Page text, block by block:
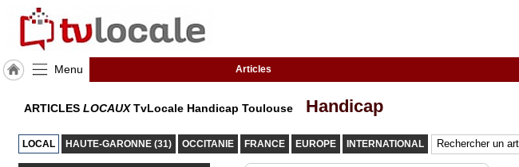
Menu Articles
ACCUEIL
Toulouse
ARTICLES LOCAUXTvLocale Handicap Toulouse Handicap
LOCAL HAUTE-GARONNE (31) OCCITANIE FRANCE EUROPE INTERNATIONAL